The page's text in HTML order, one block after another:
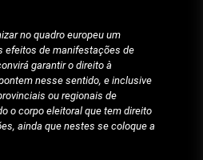
no quadro europeu um
efeitos de manifestações de
garantir o direito à
nesse sentido, e inclusive
ou regionais de
o corpo eleitoral que tem direito
ainda que nestes se coloque a